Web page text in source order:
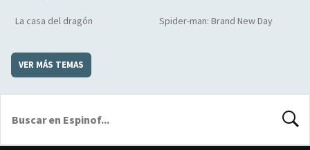
La casa del dragón Spider-man: Brand New Day
VER MÁS TEMAS